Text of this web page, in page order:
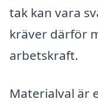
tak kan vara
kräver därför
arbetskraft.
Materialval är